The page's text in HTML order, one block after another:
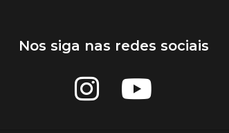
Nos siga nas redes sociais